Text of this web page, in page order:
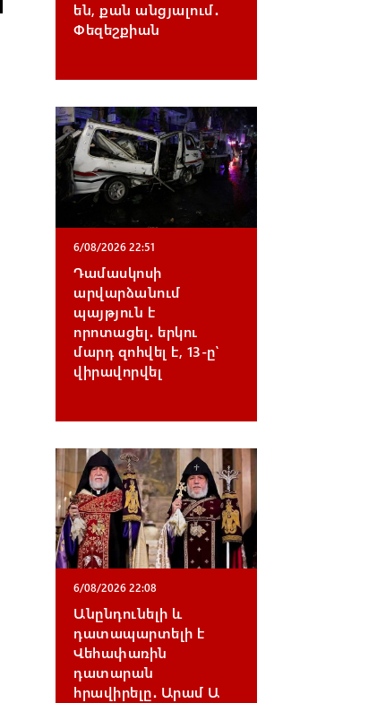
են, քան անցյալում․
Փեզեշքիան
6/08/2026 22:51
Դամասկոսի
արվարձանում
պայթյուն է
որոտացել․ երկու
մարդ զոհվել է, 13-ը՝
վիրավորվել
6/08/2026 22:08
Անընդունելի և
դատապարտելի է
Վեհափառին
դատարան
հրավիրելը․ Արամ Ա